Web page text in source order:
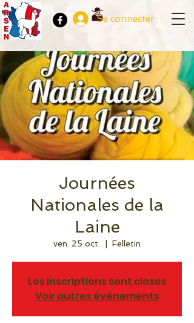
Se connecter
Journées
Nationales de la
Laine
ven. 25 oct. Felletin
Les inscriptions sont closes
Voir autres événements